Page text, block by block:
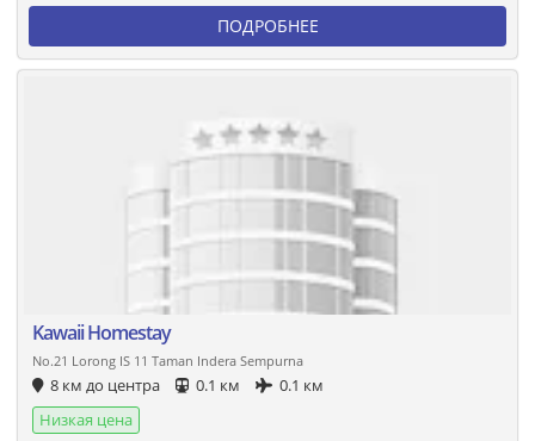
ПОДРОБНЕЕ
Kawaii Homestay
No.21 Lorong IS 11 Taman Indera Sempurna
8 км до центра 0.1 км
0.1 км
Низкая цена